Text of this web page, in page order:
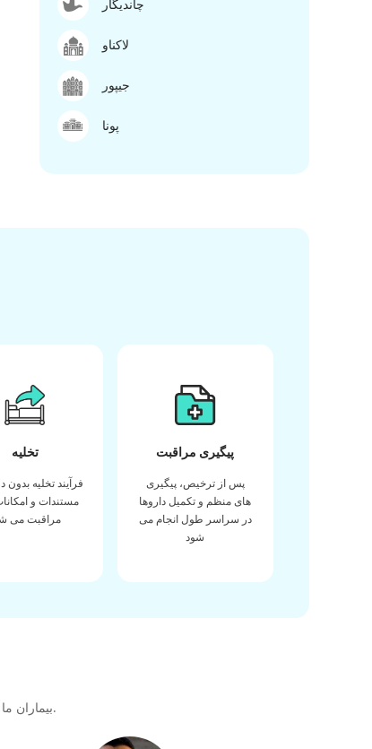
چاندیگار
لاکناو
جیپور
پونا
تخلیه
فرآیند تخلیه بدون
مستندات و
مراقبت می
پیگیری مراقبت
پس از ترخیص، پیگیری
های منظم و تکمیل داروها
در سراسر طول انجام می
شود
بیماران ما تجربه خود را در دریافت بهترین کیفیت مراقبت های بهداشتی در طول سفر درمانی خود با ما به اشتراک می گذارند تا پیوندی عالی برای آینده ایجاد کنند.